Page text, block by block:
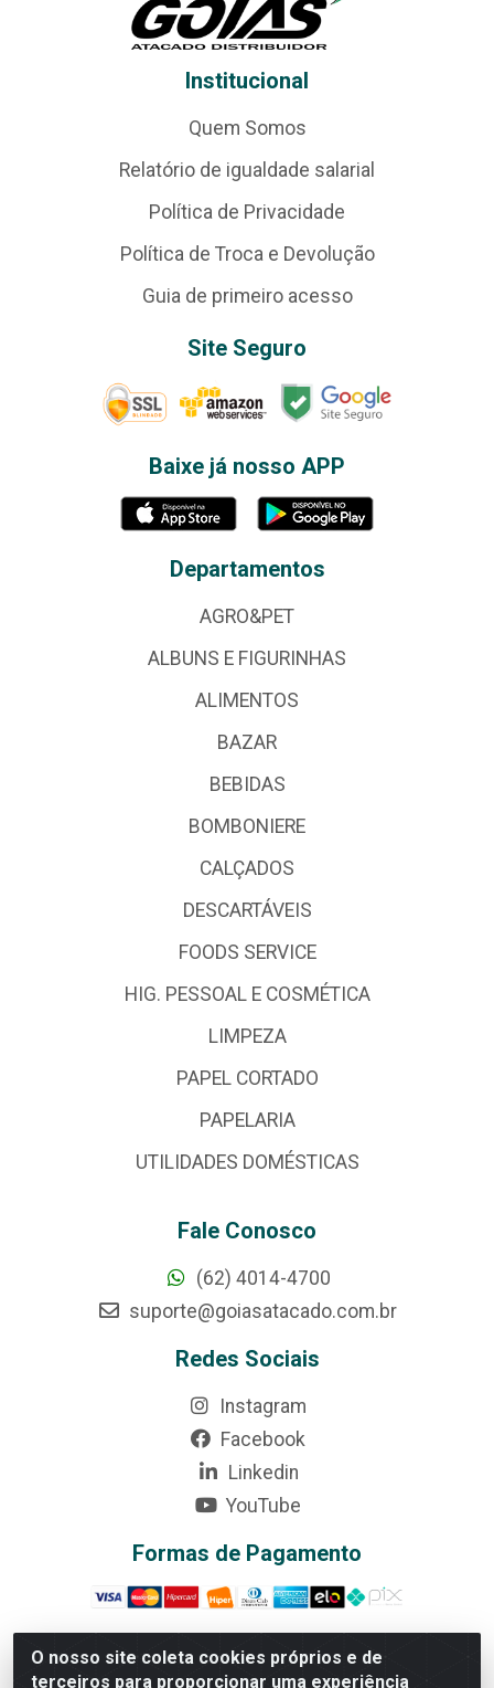
O nosso site coleta cookies próprios e de
terceiros para proporcionar uma experiência
Institucional
Quem Somos
Relatório de igualdade salarial
Política de Privacidade
Política de Troca e Devolução
Guia de primeiro acesso
Site Seguro
Baixe já nosso APP
Departamentos
AGRO&PET
ALBUNS E FIGURINHAS
ALIMENTOS
BAZAR
BEBIDAS
BOMBONIERE
CALÇADOS
DESCARTÁVEIS
FOODS SERVICE
HIG. PESSOAL E COSMÉTICA
LIMPEZA
PAPEL CORTADO
PAPELARIA
UTILIDADES DOMÉSTICAS
Fale Conosco
(62) 4014-4700
suporte@goiasatacado.com.br
Redes Sociais
Instagram
Facebook
Linkedin
YouTube
Formas de Pagamento
Rede Brasil - Avenida Universitária, nº 3860, Jardim das